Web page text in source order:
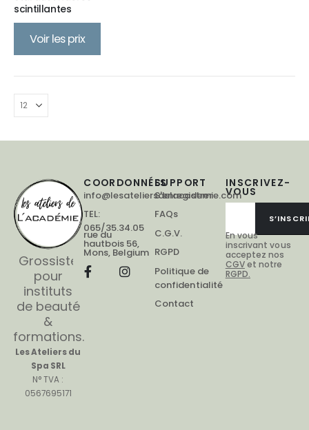
scintillantes
Voir les prix
Grossiste
pour
instituts
de beauté
&
formations.
Les Ateliers du
Spa SRL
N° TVA :
0567695171
INSCRIVEZ-
VOUS
En vous
inscrivant vous
acceptez nos
CGVet notre
RGPD.
COORDONNÉES
info@lesateliersdelacademie.com
TEL:
065/35.34.05
rue du
hautbois 56,
Mons, Belgium
SUPPORT
S'enregistrer
FAQs
C.G.V.
RGPD
Politique de
confidentialité
Contact